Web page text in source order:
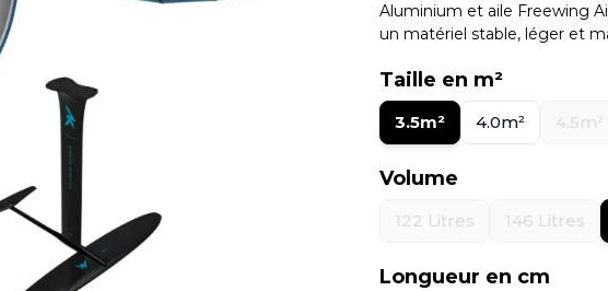
Aluminium et aile Freewing
un matériel stable, léger et
Taille en m²
3.5m² 4.0m² 4.5m²
Volume
122 Litres 146 Litres
Longueur en cm